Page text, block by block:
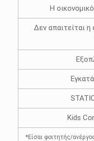
Η
Δεν απαιτείται
Kids
*Είσαι φοιτητής/